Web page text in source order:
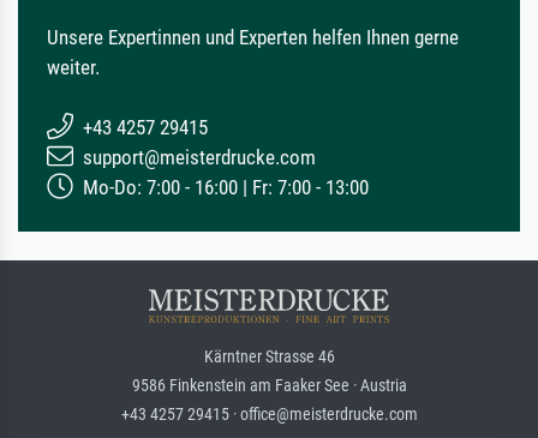
Unsere Expertinnen und Experten helfen Ihnen gerne
weiter.
+43 4257 29415
support@meisterdrucke.com
Mo-Do: 7:00 - 16:00 | Fr: 7:00 - 13:00
Kärntner Strasse 46
9586 Finkenstein am Faaker See · Austria
+43 4257 29415 · office@meisterdrucke.com